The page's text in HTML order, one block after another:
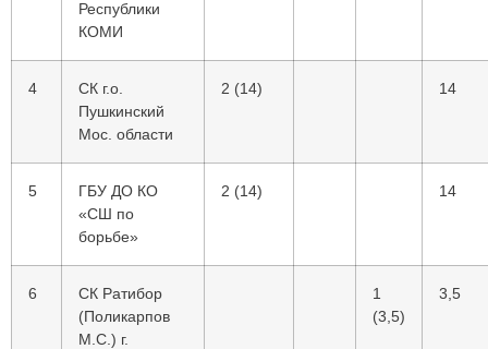
Республики
КОМИ
4
СК г.о.
Пушкинский
Мос. области
2 (14) 14
5
ГБУ ДО КО
«СШ по
борьбе»
2 (14) 14
6
СК Ратибор
(Поликарпов
М.С.) г.
1
(3,5)
3,5